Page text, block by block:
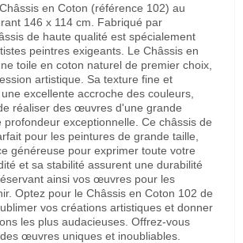
en Coton (référence 102) au
146 x 114 cm. Fabriqué par
de haute qualité est spécialement
peintres exigeants. Le Châssis en
toile en coton naturel de premier choix,
artistique. Sa texture fine et
excellente accroche des couleurs,
réaliser des œuvres d'une grande
profondeur exceptionnelle. Ce châssis de
pour les peintures de grande taille,
généreuse pour exprimer toute votre
et sa stabilité assurent une durabilité
ainsi vos œuvres pour les
Optez pour le Châssis en Coton 102 de
vos créations artistiques et donner
les plus audacieuses. Offrez-vous
œuvres uniques et inoubliables.